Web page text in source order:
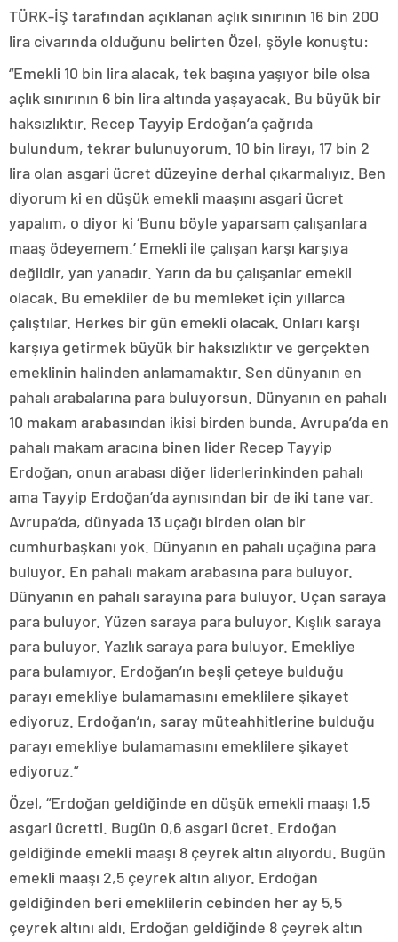
TÜRK-İŞ tarafından açıklanan açlık sınırının 16 bin 200
lira civarında olduğunu belirten Özel, şöyle konuştu:
“Emekli 10 bin lira alacak, tek başına yaşıyor bile olsa
açlık sınırının 6 bin lira altında yaşayacak. Bu büyük bir
haksızlıktır. Recep Tayyip Erdoğan’a çağrıda
bulundum, tekrar bulunuyorum. 10 bin lirayı, 17 bin 2
lira olan asgari ücret düzeyine derhal çıkarmalıyız. Ben
diyorum ki en düşük emekli maaşını asgari ücret
yapalım, o diyor ki ‘Bunu böyle yaparsam çalışanlara
maaş ödeyemem.’ Emekli ile çalışan karşı karşıya
değildir, yan yanadır. Yarın da bu çalışanlar emekli
olacak. Bu emekliler de bu memleket için yıllarca
çalıştılar. Herkes bir gün emekli olacak. Onları karşı
karşıya getirmek büyük bir haksızlıktır ve gerçekten
emeklinin halinden anlamamaktır. Sen dünyanın en
pahalı arabalarına para buluyorsun. Dünyanın en pahalı
10 makam arabasından ikisi birden bunda. Avrupa’da en
pahalı makam aracına binen lider Recep Tayyip
Erdoğan, onun arabası diğer liderlerinkinden pahalı
ama Tayyip Erdoğan’da aynısından bir de iki tane var.
Avrupa’da, dünyada 13 uçağı birden olan bir
cumhurbaşkanı yok. Dünyanın en pahalı uçağına para
buluyor. En pahalı makam arabasına para buluyor.
Dünyanın en pahalı sarayına para buluyor. Uçan saraya
para buluyor. Yüzen saraya para buluyor. Kışlık saraya
para buluyor. Yazlık saraya para buluyor. Emekliye
para bulamıyor. Erdoğan’ın beşli çeteye bulduğu
parayı emekliye bulamamasını emeklilere şikayet
ediyoruz. Erdoğan’ın, saray müteahhitlerine bulduğu
parayı emekliye bulamamasını emeklilere şikayet
ediyoruz.”
Özel, “Erdoğan geldiğinde en düşük emekli maaşı 1,5
asgari ücretti. Bugün 0,6 asgari ücret. Erdoğan
geldiğinde emekli maaşı 8 çeyrek altın alıyordu. Bugün
emekli maaşı 2,5 çeyrek altın alıyor. Erdoğan
geldiğinden beri emeklilerin cebinden her ay 5,5
çeyrek altını aldı. Erdoğan geldiğinde 8 çeyrek altın